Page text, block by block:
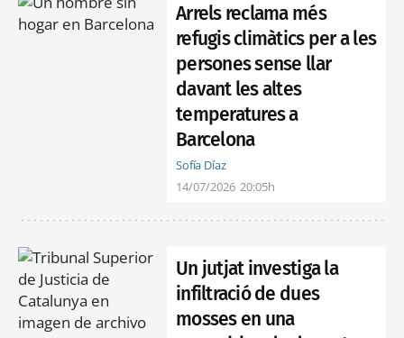
Arrels reclama més
refugis climàtics per a les
persones sense llar
davant les altes
temperatures a
Barcelona
Sofía Díaz
14/07/2026 20:05h
Un jutjat investiga la
infiltració de dues
mosses en una